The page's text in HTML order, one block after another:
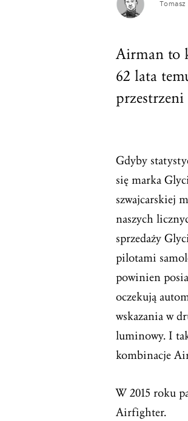
Airman to
62 lata
Gdyby
się marka
szwajcarskiej
naszych
sprzedaży
pilotami
powinien
oczekują
wskazania w
luminowy. I
kombinacje
W 2015 roku
Airfighter.